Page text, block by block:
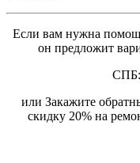
Если вам нужна
он предложит
СПБ:
или Закажите
скидку 20% на